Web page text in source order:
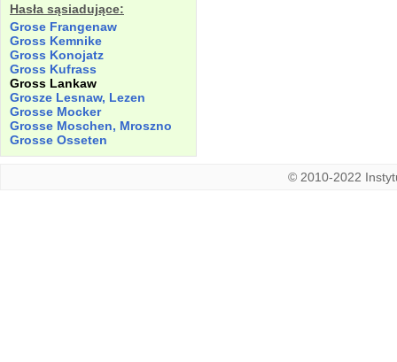
Hasła sąsiadujące:
Grose Frangenaw
Gross Kemnike
Gross Konojatz
Gross Kufrass
Gross Lankaw
Grosze Lesnaw, Lezen
Grosse Mocker
Grosse Moschen, Mroszno
Grosse Osseten
© 2010-2022